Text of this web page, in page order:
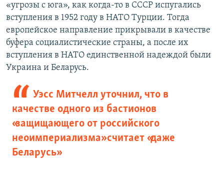
«угрозы с юга», как когда-то в СССР испугались
вступления в 1952 году в НАТО Турции. Тогда
европейское направление прикрывали в качестве
буфера социалистические страны, а после их
вступления в НАТО единственной надеждой были
Украина и Беларусь.
Уэсс Митчелл уточнил, что в
качестве одного из бастионов
«защищающего от российского
неоимпериализма» считает «даже
Беларусь»